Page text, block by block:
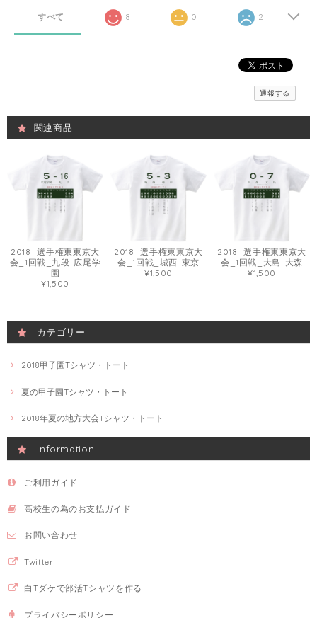
すべて 8 0 2
通報する
関連商品
2018_選手権東東京大
会_1回戦_九段-広尾学
園
¥1,500
2018_選手権東東京大
会_1回戦_城西-東京
¥1,500
2018_選手権東東京大
会_1回戦_大島-大森
¥1,500
カテゴリー
2018甲子園Tシャツ・トート
夏の甲子園Tシャツ・トート
2018年夏の地方大会Tシャツ・トート
Information
ご利用ガイド
高校生の為のお支払ガイド
お問い合わせ
Twitter
白Tダケで部活Tシャツを作る
プライバシーポリシー